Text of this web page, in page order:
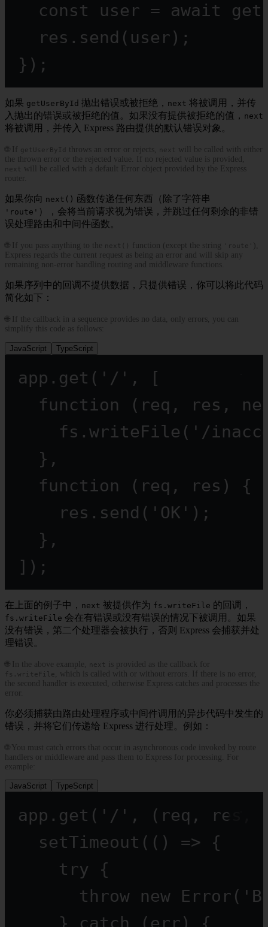
const
user = await
res. send (user);
});
如果 getUserById 抛出错误或被拒绝， next 将被调用，并传
入抛出的错误或被拒绝的值。如果没有提供被拒绝的值， next
将被调用，并传入 Express 路由提供的默认错误对象。
🌐 If getUserById throws an error or rejects, next will be called with either
the thrown error or the rejected value. If no rejected value is provided,
next will be called with a default Error object provided by the Express
router.
如果你向 next() 函数传递任何东西（除了字符串
'route' ），会将当前请求视为错误，并跳过任何剩余的非错
误处理路由和中间件函数。
🌐 If you pass anything to the next() function (except the string 'route'
),
Express regards the current request as being an error and will skip any
remaining non-error handling routing and middleware functions.
如果序列中的回调不提供数据，只提供错误，你可以将此代码
简化如下：
🌐 If the callback in a sequence provides no data, only errors, you can
simplify this code as follows:
JavaScript TypeScript
app. get ( '/' , [
function ( req , res ,
fs. writeFile ( '/
},
function ( req , res ) {
res. send ( 'OK' );
},
]);
在上面的例子中， next 被提供作为 fs.writeFile 的回调，
fs.writeFile 会在有错误或没有错误的情况下被调用。如果
没有错误，第二个处理器会被执行，否则 Express 会捕获并处
理错误。
🌐 In the above example, next is provided as the callback for
fs.writeFile
, which is called with or without errors. If there is no error,
the second handler is executed, otherwise Express catches and processes the
error.
你必须捕获由路由处理程序或中间件调用的异步代码中发生的
错误，并将它们传递给 Express 进行处理。例如：
🌐 You must catch errors that occur in asynchronous code invoked by route
handlers or middleware and pass them to Express for processing. For
example:
JavaScript TypeScript
app. get ( '/' , ( req , res
setTimeout (() => {
try {
throw
new Error (
}
catch (err) {